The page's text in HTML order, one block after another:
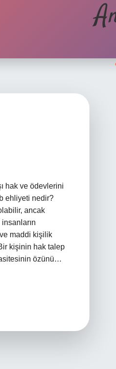
hak ve ödevlerini
ehliyeti nedir?
ancak
maddi kişilik
kişinin hak talep
özünü…